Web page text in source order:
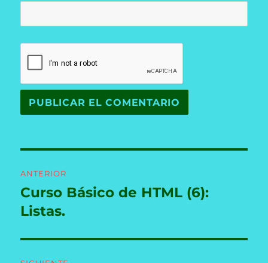
de
entradas
ANTERIOR
Entrada
anterior:
Curso Básico de HTML (6):
Listas.